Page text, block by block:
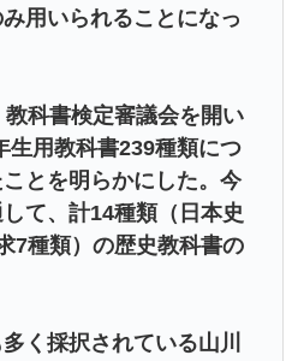
用いられることになっ
科書検定審議会を開い
生用教科書239種類につ
とを明らかにした。今
て、計14種類（日本史
7種類）の歴史教科書の
く採択されている山川